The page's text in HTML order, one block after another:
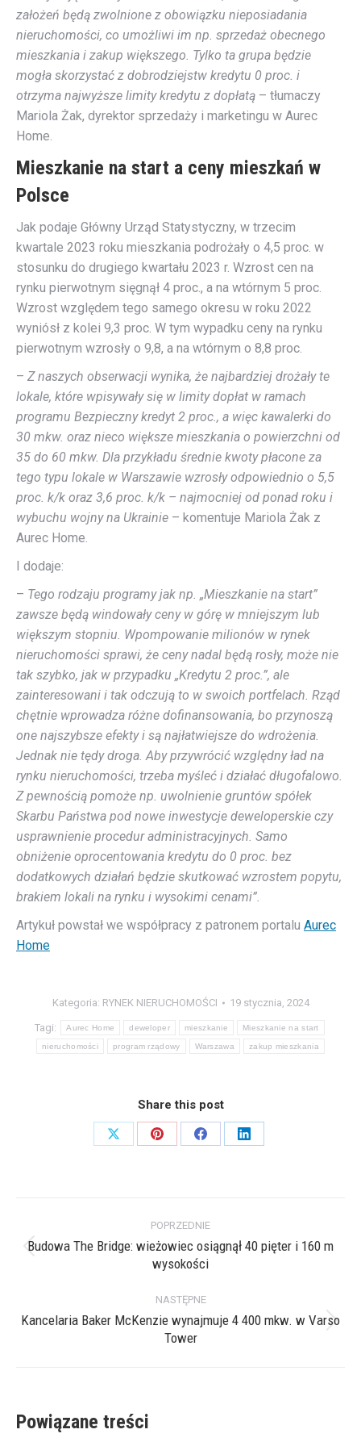
założeń będą zwolnione z obowiązku nieposiadania
nieruchomości, co umożliwi im np. sprzedaż obecnego
mieszkania i zakup większego. Tylko ta grupa będzie
mogła skorzystać z dobrodziejstw kredytu 0 proc. i
otrzyma najwyższe limity kredytu z dopłatą – tłumaczy
Mariola Żak, dyrektor sprzedaży i marketingu w Aurec
Home.
Mieszkanie na start a ceny mieszkań w
Polsce
Jak podaje Główny Urząd Statystyczny, w trzecim
kwartale 2023 roku mieszkania podrożały o 4,5 proc. w
stosunku do drugiego kwartału 2023 r. Wzrost cen na
rynku pierwotnym sięgnął 4 proc., a na wtórnym 5 proc.
Wzrost względem tego samego okresu w roku 2022
wyniósł z kolei 9,3 proc. W tym wypadku ceny na rynku
pierwotnym wzrosły o 9,8, a na wtórnym o 8,8 proc.
– Z naszych obserwacji wynika, że najbardziej drożały te
lokale, które wpisywały się w limity dopłat w ramach
programu Bezpieczny kredyt 2 proc., a więc kawalerki do
30 mkw. oraz nieco większe mieszkania o powierzchni od
35 do 60 mkw. Dla przykładu średnie kwoty płacone za
tego typu lokale w Warszawie wzrosły odpowiednio o 5,5
proc. k/k oraz 3,6 proc. k/k – najmocniej od ponad roku i
wybuchu wojny na Ukrainie – komentuje Mariola Żak z
Aurec Home.
I dodaje:
– Tego rodzaju programy jak np. „Mieszkanie na start”
zawsze będą windowały ceny w górę w mniejszym lub
większym stopniu. Wpompowanie milionów w rynek
nieruchomości sprawi, że ceny nadal będą rosły, może nie
tak szybko, jak w przypadku „Kredytu 2 proc.”, ale
zainteresowani i tak odczują to w swoich portfelach. Rząd
chętnie wprowadza różne dofinansowania, bo przynoszą
one najszybsze efekty i są najłatwiejsze do wdrożenia.
Jednak nie tędy droga. Aby przywrócić względny ład na
rynku nieruchomości, trzeba myśleć i działać długofalowo.
Z pewnością pomoże np. uwolnienie gruntów spółek
Skarbu Państwa pod nowe inwestycje deweloperskie czy
usprawnienie procedur administracyjnych. Samo
obniżenie oprocentowania kredytu do 0 proc. bez
dodatkowych działań będzie skutkować wzrostem popytu,
brakiem lokali na rynku i wysokimi cenami”.
Artykuł powstał we współpracy z patronem portalu Aurec
Home
Kategoria: RYNEK NIERUCHOMOŚCI 19 stycznia, 2024
Tagi: Aurec Home deweloper mieszkanie Mieszkanie na start
nieruchomości program rządowy Warszawa zakup mieszkania
Share this post
Share
Share
Share
Share
wpisów
POPRZEDNIE
Poprzedni
wpis:
Budowa The Bridge: wieżowiec osiągnął 40 pięter i 160 m
wysokości
NASTĘPNE
Następny
Kancelaria Baker McKenzie wynajmuje 4 400 mkw. w Varso
Tower
Powiązane treści